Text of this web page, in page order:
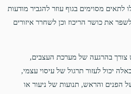
לתאים מסוימים בגוף עוזר להגביר מודעות
את כושר הריכוז וכן לשחרר איזורים
צורך בהרגעה של מערכת העצבים,
יכול לעזור תרגול של עיסוי עצמי,
הפנים והראש, תנועות של ניעור או